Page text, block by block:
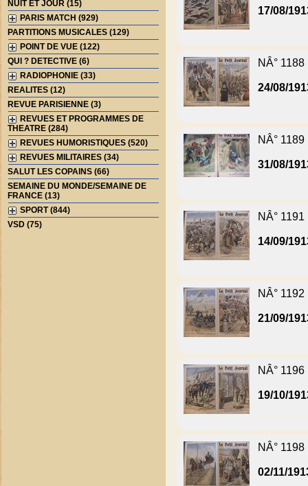
NUIT ET JOUR (15)
PARIS MATCH (929)
PARTITIONS MUSICALES (129)
POINT DE VUE (122)
QUI ? DETECTIVE (6)
RADIOPHONIE (33)
REALITES (12)
REVUE PARISIENNE (3)
REVUES ET PROGRAMMES DE
THEATRE (284)
REVUES HUMORISTIQUES (520)
REVUES MILITAIRES (34)
SALUT LES COPAINS (66)
SEMAINE DU MONDE/SEMAINE DE
FRANCE (13)
SPORT (844)
VSD (75)
17/08/
NÂ° 1188
24/08/
NÂ° 1189
31/08/
NÂ° 1191
14/09/
NÂ° 1192
21/09/
NÂ° 1196
19/10/
NÂ° 1198
02/11/